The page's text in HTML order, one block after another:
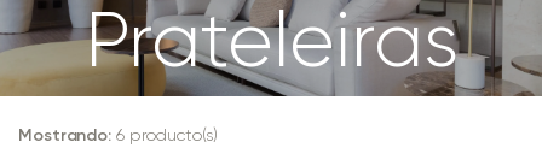
Prateleiras
Mostrando: 6producto(s)